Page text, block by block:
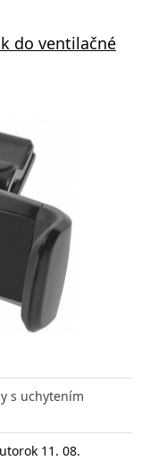
do ventilačné
s uchytením
11. 08.